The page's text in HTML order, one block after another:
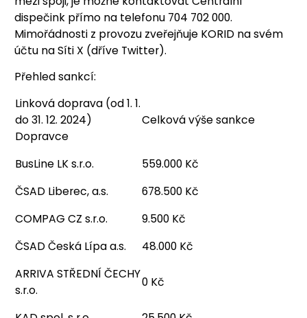
dispečink přímo na telefonu 704 702 000.
Mimořádnosti z provozu zveřejňuje KORID na svém
účtu na Síti X (dříve Twitter).
Přehled sankcí:
Linková doprava (od 1. 1.
do 31. 12. 2024)
Dopravce
Celková výše sankce
BusLine LK s.r.o.
559.000 Kč
ČSAD Liberec, a.s.
678.500 Kč
COMPAG CZ s.r.o.
9.500 Kč
ČSAD Česká Lípa a.s.
48.000 Kč
ARRIVA STŘEDNÍ ČECHY
s.r.o.
0 Kč